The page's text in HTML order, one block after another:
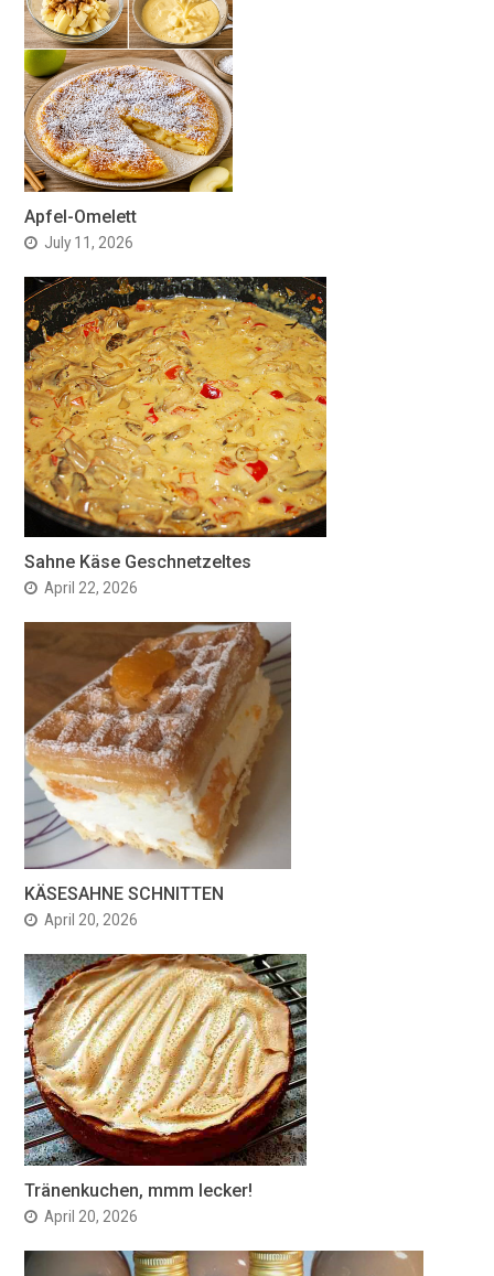
Apfel-Omelett
July 11, 2026
Sahne Käse Geschnetzeltes
April 22, 2026
KÄSESAHNE SCHNITTEN
April 20, 2026
Tränenkuchen, mmm lecker!
April 20, 2026